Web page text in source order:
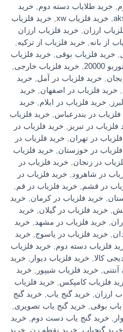
, خرید طلایاب دسته دوم, خرید
, خرید فلزیاب xw , خرید فلزیاب
ارزان, خرید فلزیاب ارزان
از بانه, خرید فلزیاب از ترکیه,
, خرید فلزیاب بوقی, خرید فلزیاب
, خرید فلزیاب خارجی,
, خرید فلزیاب در آمل, خرید
, خرید فلزیاب در اصفهان, خرید
, خرید فلزیاب در ایلام, خرید
فلزیاب در بندرعباس, خرید فلزیاب
فلزیاب در تبریز , خرید فلزیاب در
در تهران, خرید فلزیاب در
در خوزستان, خرید فلزیاب
در زنجان, خرید فلزیاب در
در شاهرود, خرید فلزیاب در
در قشم, خرید فلزیاب در قم,
, خرید فلزیاب در کرمان, خرید
, خرید فلزیاب در گیلان, خرید
, خرید فلزیاب در مشهد, خرید
, خرید فلزیاب در یاسوج, خرید
فلزیاب دسته دوم, خرید فلزیاب
کالا, خرید فلزیاب دیوار , خرید
, خرید فلزیاب شیپور , خرید
فلزیاب کامپکس, خرید فلزیاب
ارزان, خرید گنج یاب, خرید گنج
یاب بوقی, خرید گنج یاب تصویری,
, خرید گنج یاب دست دوم, خرید
خرید گنجیاب, خرید نقطه زن, خرید